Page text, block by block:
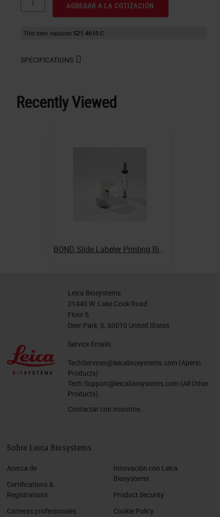
AGREGAR A LA COTIZACIÓN
This item replaces S21.4610.C
SPECIFICATIONS
Recently Viewed
BOND Slide Labeler Printing Ribbon
Leica Biosystems
21440 W. Lake Cook Road
Floor 5
Deer Park, IL 60010 United States
Service Emails:
TechServices@leicabiosystems.com (Aperio
Products)
Tech.Support@leicabiosystems.com (All Other
Products)
Contactar con nosotros
Sobre Leica Biosystems
Acerca de
Certifications &
Registrations
Carreras profesionales
Innovación con Leica
Biosystems
Product Security
Cookie Policy